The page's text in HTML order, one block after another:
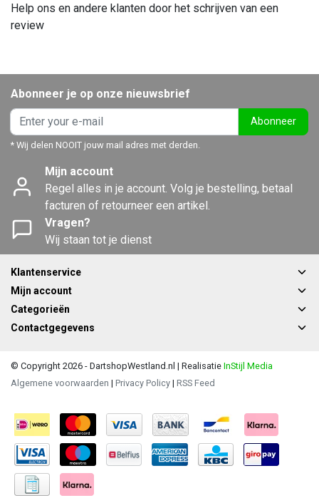
Help ons en andere klanten door het schrijven van een
review
Abonneer je op onze nieuwsbrief
Abonneer
* Wij delen NOOIT jouw mail adres met derden.
Mijn account
Regel alles in je account. Volg je bestelling, betaal
facturen of retourneer een artikel.
Vragen?
Wij staan tot je dienst
Klantenservice
Mijn account
Categorieën
Contactgegevens
© Copyright 2026 - DartshopWestland.nl | Realisatie InStijl Media
Algemene voorwaarden | Privacy Policy | RSS Feed